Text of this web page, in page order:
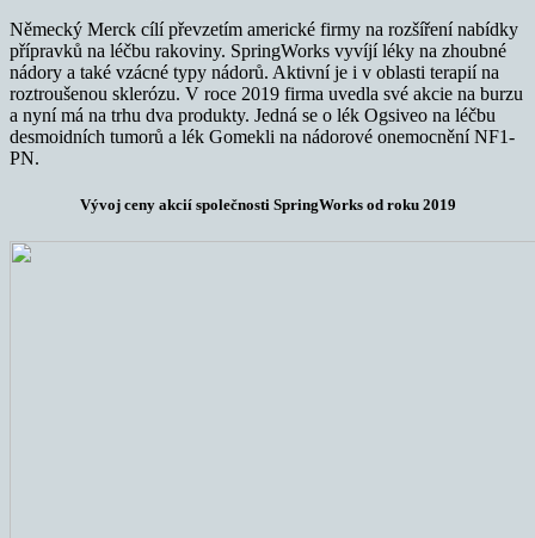
Německý Merck cílí převzetím americké firmy na rozšíření nabídky
přípravků na léčbu rakoviny. SpringWorks vyvíjí léky na zhoubné
nádory a také vzácné typy nádorů. Aktivní je i v oblasti terapií na
roztroušenou sklerózu. V roce 2019 firma uvedla své akcie na burzu
a nyní má na trhu dva produkty. Jedná se o lék Ogsiveo na léčbu
desmoidních tumorů a lék Gomekli na nádorové onemocnění NF1-
PN.
Vývoj ceny akcií společnosti SpringWorks od roku 2019